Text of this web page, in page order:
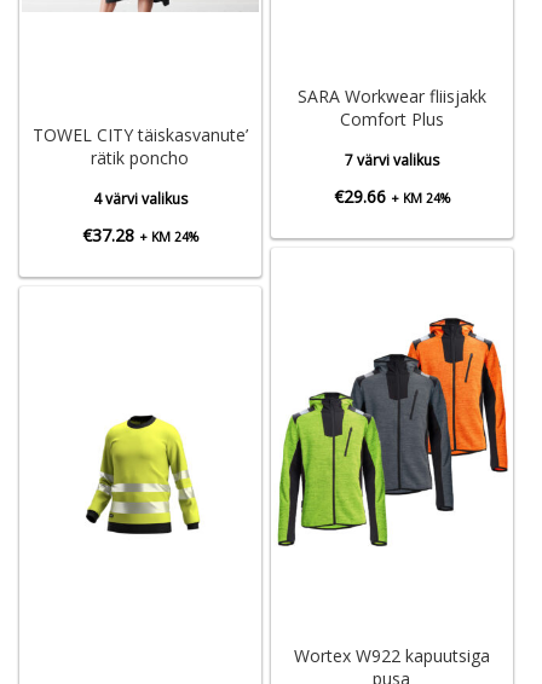
SARA Workwear fliisjakk
Comfort Plus
7 värvi valikus
€29.66 + KM 24%
TOWEL CITY täiskasvanute’
rätik poncho
4 värvi valikus
€37.28 + KM 24%
Wortex W922 kapuutsiga
pusa